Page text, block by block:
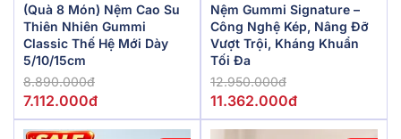
(Quà 8 Món) Nệm Cao Su
Thiên Nhiên Gummi
Classic Thế Hệ Mới Dày
5/10/15cm
8.890.000đ
7.112.000đ
Nệm Gummi Signature –
Công Nghệ Kép, Nâng Đỡ
Vượt Trội, Kháng Khuẩn
Tối Đa
12.950.000đ
11.362.000đ